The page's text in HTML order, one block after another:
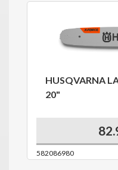
HUSQVARNA
20"
582086980